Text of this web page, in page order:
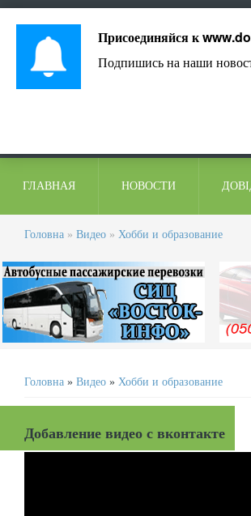
ГЛАВНАЯ НОВОСТИ
Головна » Видео » Хобби и образование
Головна » Видео » Хобби и образование
Добавление видео с вконтакте
Присоединяйся к
Подпишись на наши